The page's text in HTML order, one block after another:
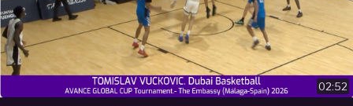
02:52